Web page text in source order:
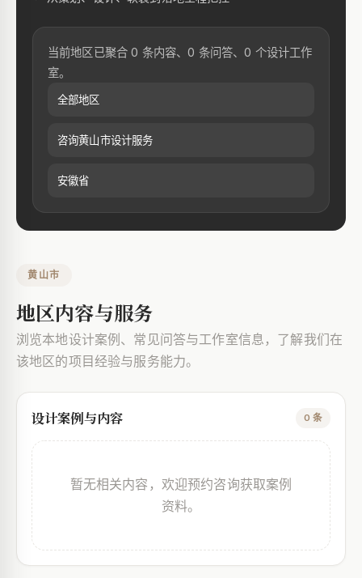
当前地区已聚合 0 条内容、0 条问答、0 个设计工作
室。
全部地区
咨询黄山市设计服务
安徽省
黄山市
地区内容与服务
浏览本地设计案例、常见问答与工作室信息，了解我们在
该地区的项目经验与服务能力。
设计案例与内容 0 条
暂无相关内容，欢迎预约咨询获取案例
资料。